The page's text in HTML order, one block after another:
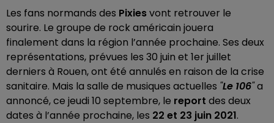
Les fans normands des Pixiesvont retrouver le
sourire. Le groupe de rock américain jouera
finalement dans la région l’année prochaine. Ses deux
représentations, prévues les 30 juin et 1er juillet
derniers à Rouen, ont été annulés en raison de la crise
sanitaire. Mais la salle de musiques actuelles "Le 106"a
annoncé, ce jeudi 10 septembre, le report des deux
dates à l’année prochaine, les 22 et 23 juin 2021.